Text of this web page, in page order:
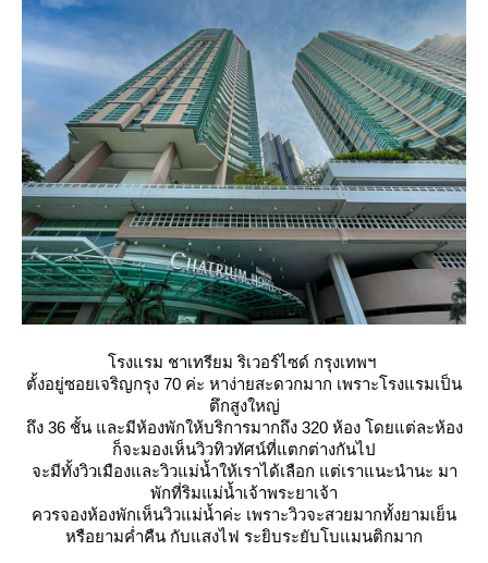
รงแรม ชาเทรียม ริเวอร์ไซด์ กรุงเทพฯ
ตั้งอยู่ซอยเจริญกรุง 70 ค่ะ หาง่ายสะดวกมาก เพราะโรงแรมเป็น
ตึกสูงใหญ่
ถึง 36 ชั้น และมีห้องพักให้บริการมากถึง 320 ห้อง โดยแต่ละห้อง
ก็จะมองเห็นวิวทิวทัศน์ที่แตกต่างกันไป
จะมีทั้งวิวเมืองและวิวแม่น้ำให้เราได้เลือก แต่เราแนะนำนะ มา
พักที่ริมแม่น้ำเจ้าพระยาเจ้า
ควรจองห้องพักเห็นวิวแม่น้ำค่ะ เพราะวิวจะสวยมากทั้งยามเย็น
หรือยามค่ำคืน กับแสงไฟ ระยิบระยับโบแมนติกมาก